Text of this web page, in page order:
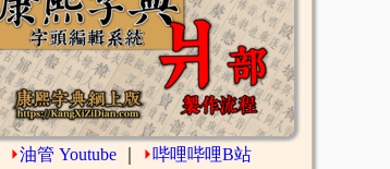
⏵油管 Youtube ⏵哔哩哔哩B站